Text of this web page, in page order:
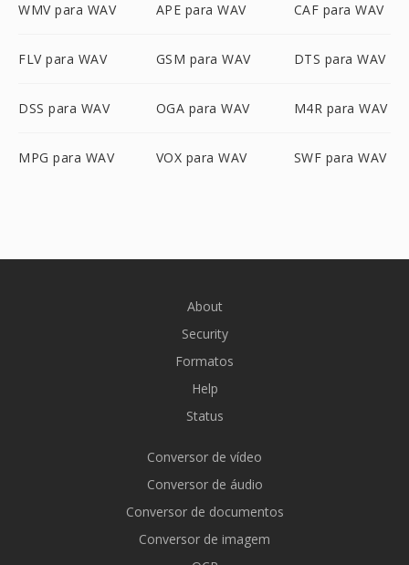
WMV para WAV APE para WAV CAF para WAV
FLV para WAV GSM para WAV DTS para WAV
DSS para WAV OGA para WAV M4R para WAV
MPG para WAV VOX para WAV SWF para WAV
About
Security
Formatos
Help
Status
Conversor de vídeo
Conversor de áudio
Conversor de documentos
Conversor de imagem